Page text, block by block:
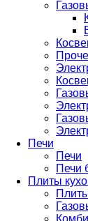
Печи
Печи
Печи
Плиты